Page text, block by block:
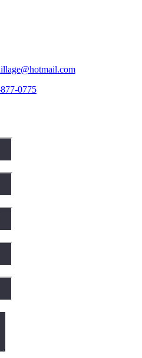
0775